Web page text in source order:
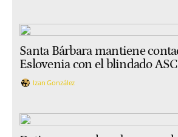
Santa Bárbara mantiene
Eslovenia con el blindado
Izan González